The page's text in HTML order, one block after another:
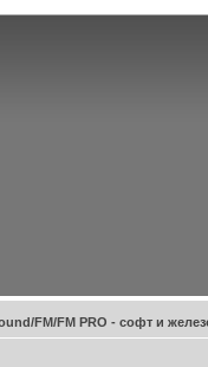
FM/FM PRO - софт и